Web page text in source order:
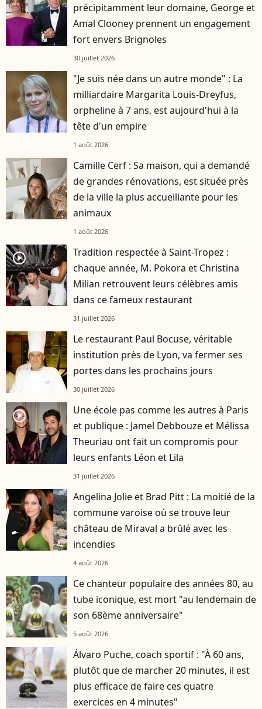
précipitamment leur domaine, George et
Amal Clooney prennent un engagement
fort envers Brignoles
30 juillet 2026
"Je suis née dans un autre monde" : La
milliardaire Margarita Louis-Dreyfus,
orpheline à 7 ans, est aujourd'hui à la
tête d'un empire
1 août 2026
Camille Cerf : Sa maison, qui a demandé
de grandes rénovations, est située près
de la ville la plus accueillante pour les
animaux
1 août 2026
player2
Tradition respectée à Saint-Tropez :
chaque année, M. Pokora et Christina
Milian retrouvent leurs célèbres amis
dans ce fameux restaurant
31 juillet 2026
Le restaurant Paul Bocuse, véritable
institution près de Lyon, va fermer ses
portes dans les prochains jours
30 juillet 2026
player2
Une école pas comme les autres à Paris
et publique : Jamel Debbouze et Mélissa
Theuriau ont fait un compromis pour
leurs enfants Léon et Lila
31 juillet 2026
Angelina Jolie et Brad Pitt : La moitié de la
commune varoise où se trouve leur
château de Miraval a brûlé avec les
incendies
4 août 2026
Ce chanteur populaire des années 80, au
tube iconique, est mort "au lendemain de
son 68ème anniversaire"
5 août 2026
Álvaro Puche, coach sportif : "À 60 ans,
plutôt que de marcher 20 minutes, il est
plus efficace de faire ces quatre
exercices en 4 minutes"